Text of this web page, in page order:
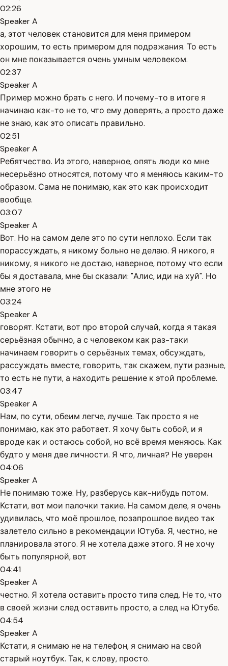
02:26
Speaker A
а, этот человек становится для меня примером
хорошим, то есть примером для подражания. То есть
он мне показывается очень умным человеком.
02:37
Speaker A
Пример можно брать с него. И почему-то в итоге я
начинаю как-то не то, что ему доверять, а просто даже
не знаю, как это описать правильно.
02:51
Speaker A
Ребятчество. Из этого, наверное, опять люди ко мне
несерьёзно относятся, потому что я меняюсь каким-то
образом. Сама не понимаю, как это как происходит
вообще.
03:07
Speaker A
Вот. Но на самом деле это по сути неплохо. Если так
порассуждать, я никому больно не делаю. Я никого, я
никому, я никого не достаю, наверное, потому что если
бы я доставала, мне бы сказали: "Алис, иди на хуй". Но
мне этого не
03:24
Speaker A
говорят. Кстати, вот про второй случай, когда я такая
серьёзная обычно, а с человеком как раз-таки
начинаем говорить о серьёзных темах, обсуждать,
рассуждать вместе, говорить, так скажем, пути разные,
то есть не пути, а находить решение к этой проблеме.
03:47
Speaker A
Нам, по сути, обеим легче, лучше. Так просто я не
понимаю, как это работает. Я хочу быть собой, и я
вроде как и остаюсь собой, но всё время меняюсь. Как
будто у меня две личности. Я что, личная? Не уверен.
04:06
Speaker A
Не понимаю тоже. Ну, разберусь как-нибудь потом.
Кстати, вот мои палочки такие. На самом деле, я очень
удивилась, что моё прошлое, позапрошлое видео так
залетело сильно в рекомендации Ютуба. Я, честно, не
планировала этого. Я не хотела даже этого. Я не хочу
быть популярной, вот
04:41
Speaker A
честно. Я хотела оставить просто типа след. Не то, что
в своей жизни след оставить просто, а след на Ютубе.
04:54
Speaker A
Кстати, я снимаю не на телефон, я снимаю на свой
старый ноутбук. Так, к слову, просто.